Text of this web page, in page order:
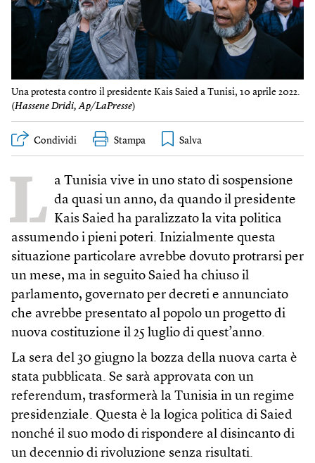
Una protesta contro il presidente Kais Saied a Tunisi, 10 aprile 2022.
(Hassene Dridi, Ap/LaPresse)
Condividi Stampa
L a Tunisia vive in uno stato di sospensione
da quasi un anno, da quando il presidente
Kais Saied ha paralizzato la vita politica
assumendo i pieni poteri. Inizialmente questa
situazione particolare avrebbe dovuto protrarsi per
un mese, ma in seguito Saied ha chiuso il
parlamento, governato per decreti e annunciato
che avrebbe presentato al popolo un progetto di
nuova costituzione il 25 luglio di quest’anno.
La sera del 30 giugno la bozza della nuova carta è
stata pubblicata. Se sarà approvata con un
referendum, trasformerà la Tunisia in un regime
presidenziale. Questa è la logica politica di Saied
nonché il suo modo di rispondere al disincanto di
un decennio di rivoluzione senza risultati.